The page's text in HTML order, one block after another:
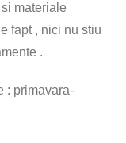
materiale
fapt , nici nu stiu
.
: primavara-